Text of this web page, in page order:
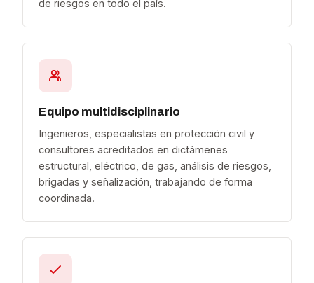
de riesgos en todo el país.
Equipo multidisciplinario
Ingenieros, especialistas en protección civil y
consultores acreditados en dictámenes
estructural, eléctrico, de gas, análisis de riesgos,
brigadas y señalización, trabajando de forma
coordinada.